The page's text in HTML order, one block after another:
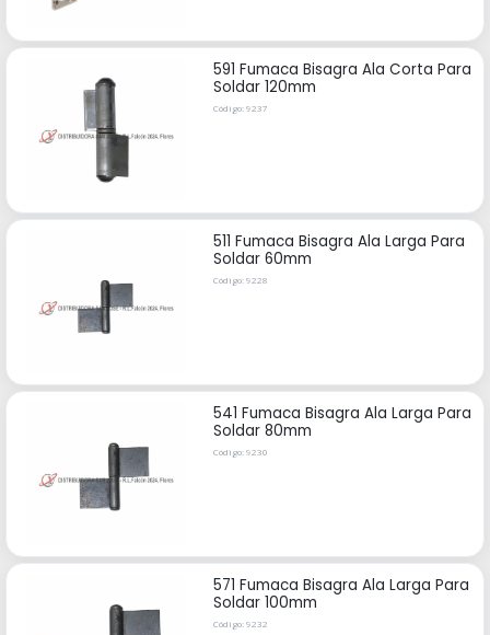
591 Fumaca Bisagra Ala Corta Para
Soldar 120mm
Código: 9237
511 Fumaca Bisagra Ala Larga Para
Soldar 60mm
Código: 9228
541 Fumaca Bisagra Ala Larga Para
Soldar 80mm
Código: 9230
571 Fumaca Bisagra Ala Larga Para
Soldar 100mm
Código: 9232